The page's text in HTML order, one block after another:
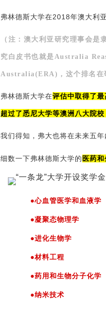
弗林德斯大学在2018年澳大利
（注： 澳大利亚研究理事会是
究白皮书也就是Australia
Australia(ERA)，这个排名在
弗林德斯大学在评估中取得了
超过了悉尼大学等澳洲八大院校
我们得知，弗大也将在未来五
细数一下弗林德斯大学的 医药
●心血管医学和血液学
●凝聚态物理学
●进化生物学
●材料工程
●药用和生物分子化学
●纳米技术